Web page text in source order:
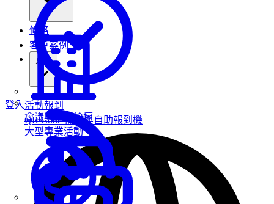
活動報到
QR Code 掃描與自助報到機
會議與高峰論壇
大型專業活動
價格
客戶案例
資源
登入